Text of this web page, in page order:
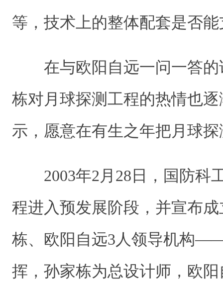
等，技术上的整体配套是否能
在与欧阳自远一问一答的
栋对月球探测工程的热情也
示，愿意在有生之年把月球
2003年2月28日，国防科
程进入预发展阶段，并宣布
栋、欧阳自远3人领导机构
挥，孙家栋为总设计师，欧